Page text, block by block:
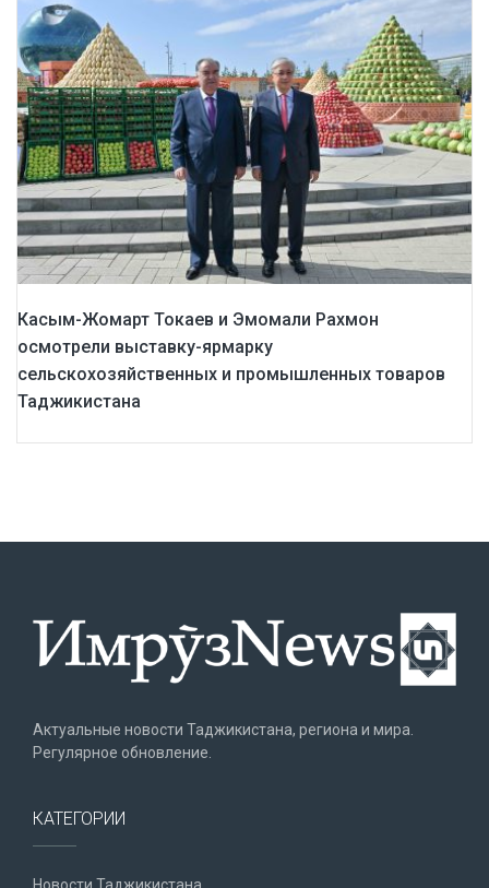
Касым-Жомарт Токаев и Эмомали Рахмон
осмотрели выставку-ярмарку
сельскохозяйственных и промышленных товаров
Таджикистана
Актуальные новости Таджикистана, региона и мира.
Регулярное обновление.
КАТЕГОРИИ